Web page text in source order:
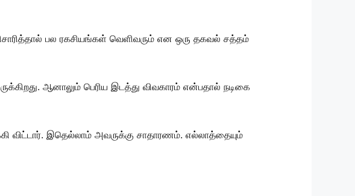
பல ரகசியங்கள் வெளிவரும் என ஒரு தகவல் சத்தம்
ஆனாலும் பெரிய இடத்து விவகாரம் என்பதால் நடிகை
விட்டார். இதெல்லாம் அவருக்கு சாதாரணம். எல்லாத்தையும்